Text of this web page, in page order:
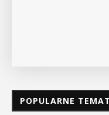
POPULARNE